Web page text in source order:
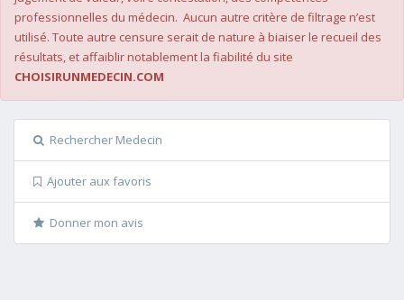
professionnelles du médecin. Aucun autre critère de filtrage n’est
utilisé. Toute autre censure serait de nature à biaiser le recueil des
résultats, et affaiblir notablement la fiabilité du site
CHOISIRUNMEDECIN.COM
Rechercher Medecin
Ajouter aux favoris
Donner mon avis